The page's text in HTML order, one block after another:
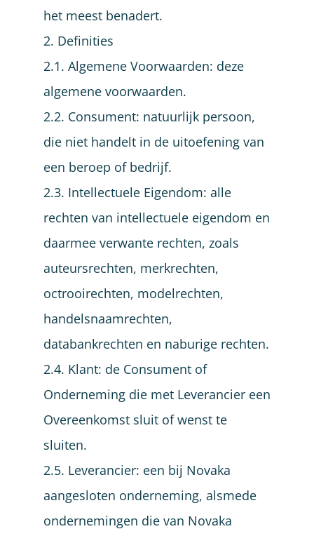
het meest benadert.
2. Definities
2.1. Algemene Voorwaarden: deze
algemene voorwaarden.
2.2. Consument: natuurlijk persoon,
die niet handelt in de uitoefening van
een beroep of bedrijf.
2.3. Intellectuele Eigendom: alle
rechten van intellectuele eigendom en
daarmee verwante rechten, zoals
auteursrechten, merkrechten,
octrooirechten, modelrechten,
handelsnaamrechten,
databankrechten en naburige rechten.
2.4. Klant: de Consument of
Onderneming die met Leverancier een
Overeenkomst sluit of wenst te
sluiten.
2.5. Leverancier: een bij Novaka
aangesloten onderneming, alsmede
ondernemingen die van Novaka